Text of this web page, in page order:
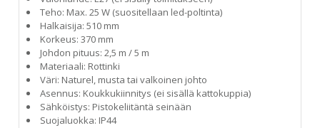
Teho: Max. 25 W (suositellaan led-poltinta)
Halkaisija: 510 mm
Korkeus: 370 mm
Johdon pituus: 2,5 m / 5 m
Materiaali: Rottinki
Väri: Naturel, musta tai valkoinen johto
Asennus: Koukkukiinnitys (ei sisällä kattokuppia)
Sähköistys: Pistokeliitäntä seinään
Suojaluokka: IP44